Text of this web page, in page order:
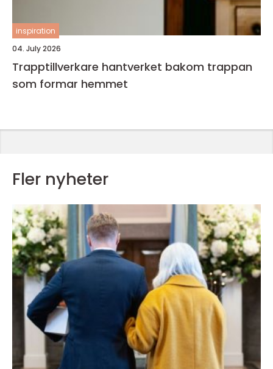
inspiration
04. July 2026
Trapptillverkare hantverket bakom trappan
som formar hemmet
Fler nyheter